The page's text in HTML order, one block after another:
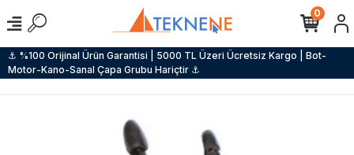
⚓ %100 Orijinal Ürün Garantisi | 5000 TL Üzeri Ücretsiz Kargo | Bot-
Motor-Kano-Sanal Çapa Grubu Hariçtir ⚓
0